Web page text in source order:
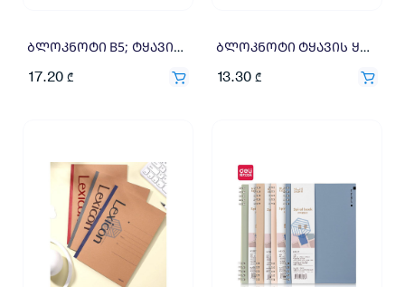
ბლოკნოტი B5; ტყავის ყდით, შესაკრავით 260X185მმ DELI E3334
17.20 ₾
ბლოკნოტი ტყავის ყდით A5 160ფ. 3186 , DELI
13.30 ₾